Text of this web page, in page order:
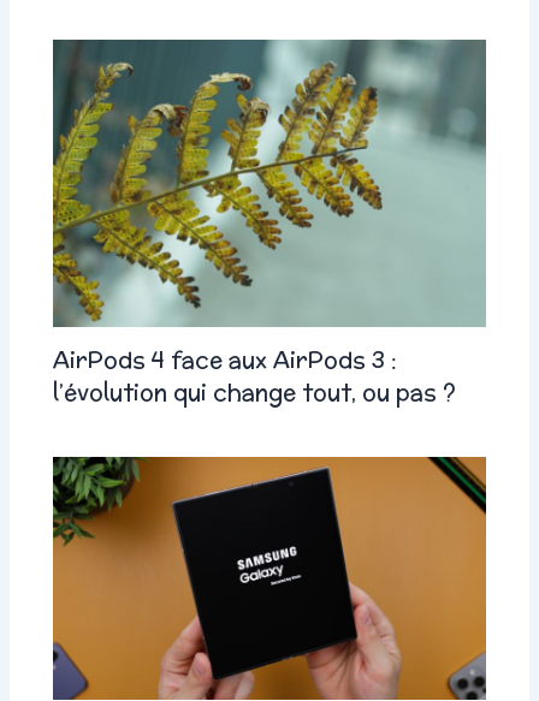
AirPods 4 face aux AirPods 3 :
l’évolution qui change tout, ou pas ?